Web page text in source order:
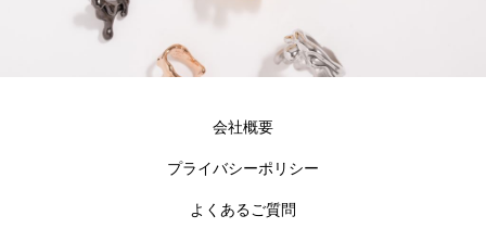
会社概要
プライバシーポリシー
よくあるご質問